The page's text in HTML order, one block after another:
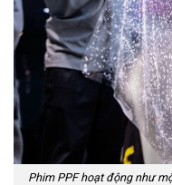
Phim PPF hoạt động như